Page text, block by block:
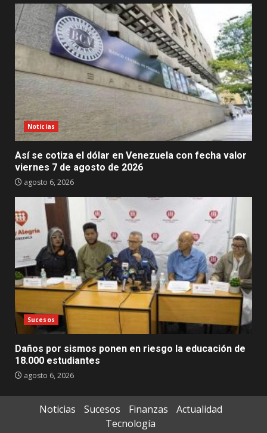
Noticias
Así se cotiza el dólar en Venezuela con fecha valor
viernes 7 de agosto de 2026
agosto 6, 2026
Sucesos
Daños por sismos ponen en riesgo la educación de
18.000 estudiantes
agosto 6, 2026
Noticias Sucesos Finanzas
Actualidad
Tecnología